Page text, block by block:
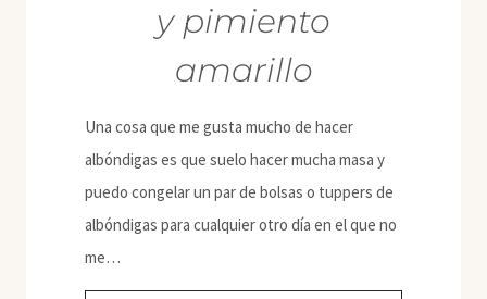
y pimiento
amarillo
Una cosa que me gusta mucho de hacer
albóndigas es que suelo hacer mucha masa y
puedo congelar un par de bolsas o tuppers de
albóndigas para cualquier otro día en el que no
me…